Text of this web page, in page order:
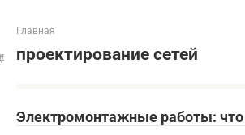
Главная
проектирование сетей
Электромонтажные работы: